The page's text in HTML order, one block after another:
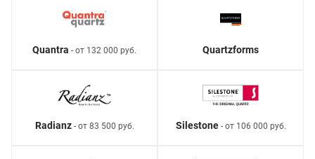
Quantra - от 132 000 руб. Quartzforms
Radianz- от 83 500 руб. Silestone- от 106 000 руб.